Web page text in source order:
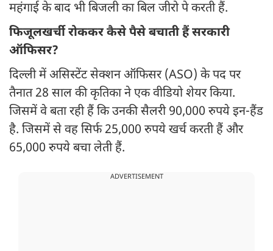
महंगाई के बाद भी बिजली का बिल जीरो पे करती हैं.
फिजूलखर्ची रोककर कैसे पैसे बचाती हैं सरकारी
ऑफिसर?
दिल्ली में असिस्टेंट सेक्शन ऑफिसर (ASO) के पद पर
तैनात 28 साल की कृतिका ने एक वीडियो शेयर किया.
जिसमें वे बता रही हैं कि उनकी सैलरी 90,000 रुपये इन-हैंड
है. जिसमें से वह सिर्फ 25,000 रुपये खर्च करती हैं और
65,000 रुपये बचा लेती हैं.
ADVERTISEMENT